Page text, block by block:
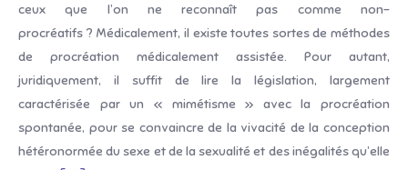
ceux que l’on ne reconnaît pas comme non-
procréatifs ? Médicalement, il existe toutes sortes de méthodes
de procréation médicalement assistée. Pour autant,
juridiquement, il suffit de lire la législation, largement
caractérisée par un « mimétisme » avec la procréation
spontanée, pour se convaincre de la vivacité de la conception
hétéronormée du sexe et de la sexualité et des inégalités qu’elle